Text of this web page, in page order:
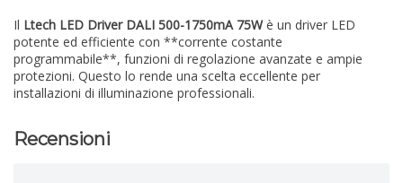
Il Ltech LED Driver DALI 500-1750mA 75Wè un driver LED
potente ed efficiente con **corrente costante
programmabile**, funzioni di regolazione avanzate e ampie
protezioni. Questo lo rende una scelta eccellente per
installazioni di illuminazione professionali.
Recensioni